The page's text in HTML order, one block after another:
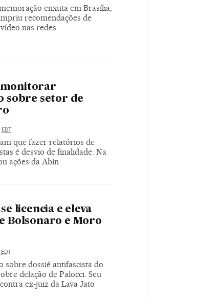
enxuta em Brasília,
recomendações de
nas redes
monitorar
sobre setor de
EDT
que fazer relatórios de
é desvio de finalidade. Na
ações da Abin
licencia e eleva
Bolsonaro e Moro
EDT
dossiê antifascista do
delação de Palocci. Seu
ex-juiz da Lava Jato